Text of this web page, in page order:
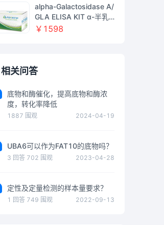
U/mg enzyme powder;
≥400 U/mg protein；ex
pressed in E.coli，阿拉
alpha-Galactosidase A/
GLA ELISA KIT α-半乳
糖苷酶AELISA试剂盒
￥1598
相关问答
底物和酶催化，提高底物和酶浓
度，转化率降低
1887 围观 2024-04-19
UBA6可以作为FAT10的底物吗？
3 回答 702 围观 2023-04-28
定性及定量检测的样本量要求？
1 回答 749 围观 2022-09-13